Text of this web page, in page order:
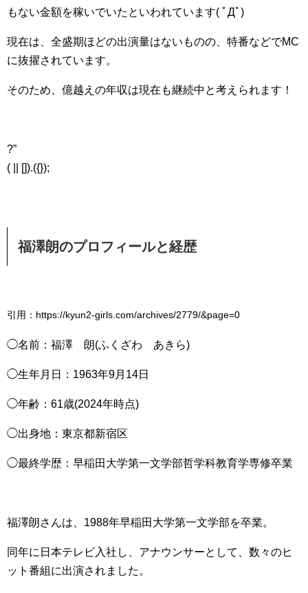
もない金額を稼いでいたといわれています( ﾟДﾟ)
現在は、全盛期ほどの出演量はないものの、特番などでMC
に抜擢されています。
そのため、億越えの年収は現在も継続中と考えられます！
?”
( || []).({});
福澤朗のプロフィールと経歴
引用：https://kyun2-girls.com/archives/2779/&page=0
◯名前：福澤 朗(ふくざわ あきら)
◯生年月日：1963年9月14日
◯年齢：61歳(2024年時点)
◯出身地：東京都新宿区
◯最終学歴：早稲田大学第一文学部哲学科教育学専修卒業
福澤朗さんは、1988年早稲田大学第一文学部を卒業。
同年に日本テレビ入社し、アナウンサーとして、数々のヒ
ット番組に出演されました。